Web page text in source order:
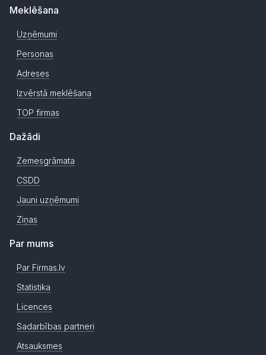
Meklēšana
Uzņēmumi
Personas
Adreses
Izvērstā meklēšana
TOP firmas
Dažādi
Zemesgrāmata
CSDD
Jauni uzņēmumi
Ziņas
Par mums
Par Firmas.lv
Statistika
Licences
Sadarbības partneri
Atsauksmes